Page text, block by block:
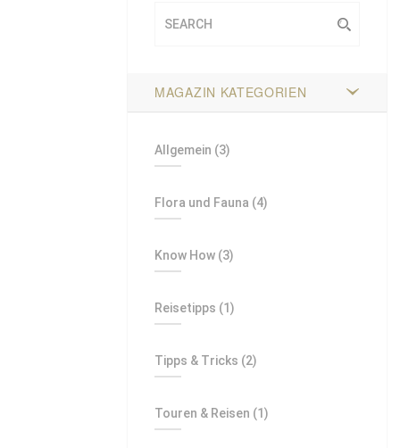
MAGAZIN KATEGORIEN
Allgemein (3)
Flora und Fauna (4)
Know How (3)
Reisetipps (1)
Tipps & Tricks (2)
Touren & Reisen (1)